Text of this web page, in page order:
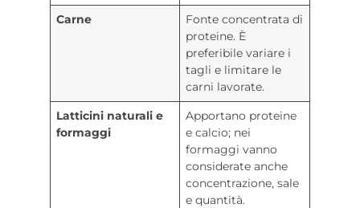
Carne
Fonte concentrata di
proteine. È
preferibile variare i
tagli e limitare le
carni lavorate.
Latticini naturali e
formaggi
Apportano proteine
e calcio; nei
formaggi vanno
considerate anche
concentrazione, sale
e quantità.